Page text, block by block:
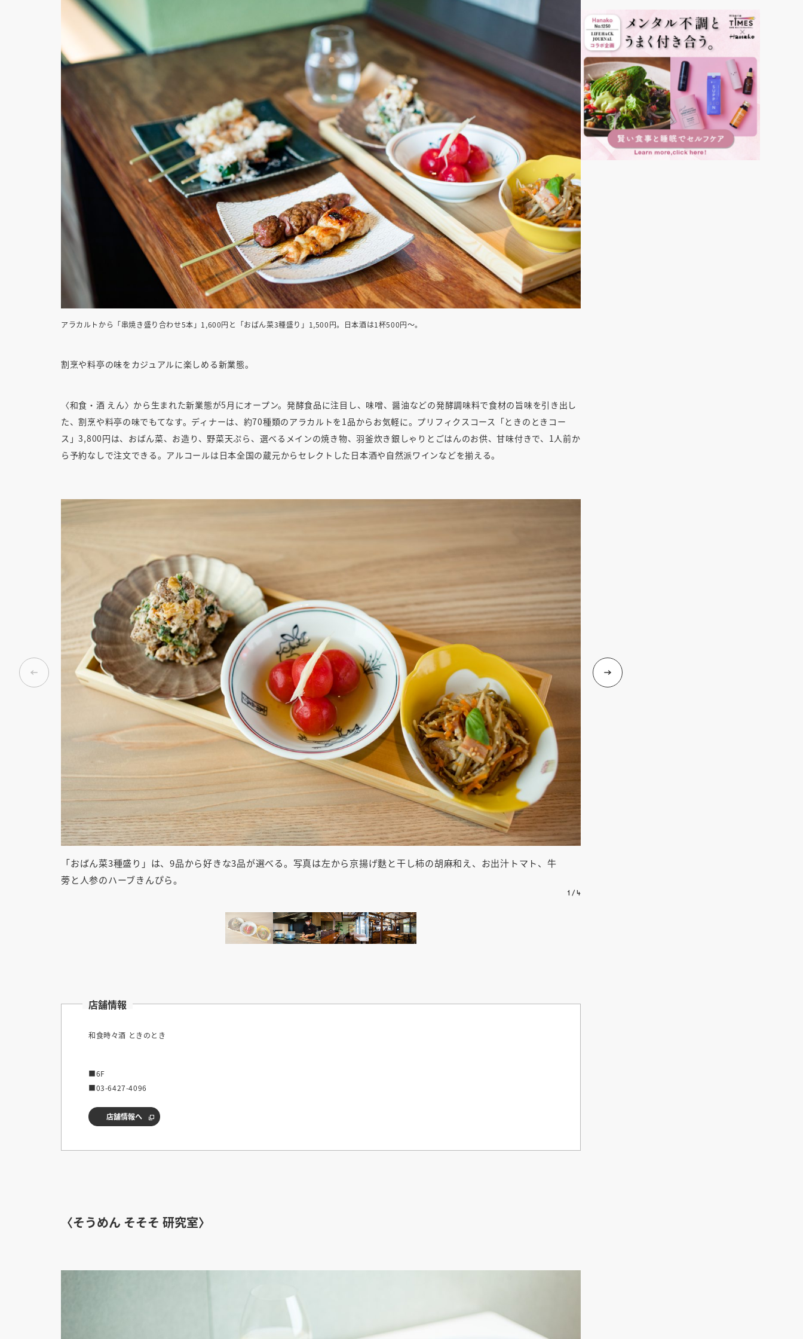
アラカルトから「串焼き盛り合わせ5本」1,600円と「おばん菜3種盛り」1,500円。日本酒は1杯500円～。
割烹や料亭の味をカジュアルに楽しめる新業態。
〈和食・酒 えん〉から生まれた新業態が5月にオープン。発酵食品に注目し、味噌、醤油などの発酵調味料で食材の旨味を引き出し
た、割烹や料亭の味でもてなす。ディナーは、約70種類のアラカルトを1品からお気軽に。プリフィクスコース「ときのときコー
ス」3,800円は、おばん菜、お造り、野菜天ぷら、選べるメインの焼き物、羽釜炊き銀しゃりとごはんのお供、甘味付きで、1人前か
ら予約なしで注文できる。アルコールは日本全国の蔵元からセレクトした日本酒や自然派ワインなどを揃える。
「おばん菜3種盛り」は、9品から好きな3品が選べる。写真は左から京揚げ麩と干し柿の胡麻和え、お出汁トマト、牛
蒡と人参のハーブきんぴら。
1 / 4
店舗情報
和食時々酒 ときのとき
■6F
■03-6427-4096
店舗情報へ
〈そうめん そそそ 研究室〉